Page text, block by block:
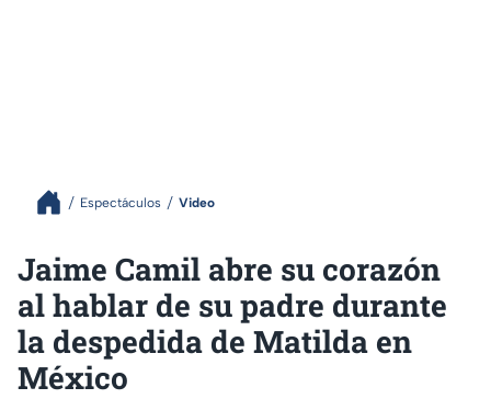
Espectáculos Video
Jaime Camil abre su corazón
al hablar de su padre durante
la despedida de Matilda en
México